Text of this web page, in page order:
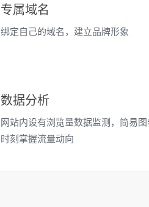
专属域名
绑定自己的域名，建立品牌形象
数据分析
网站内设有浏览量数据监测，简易
时刻掌握流量动向